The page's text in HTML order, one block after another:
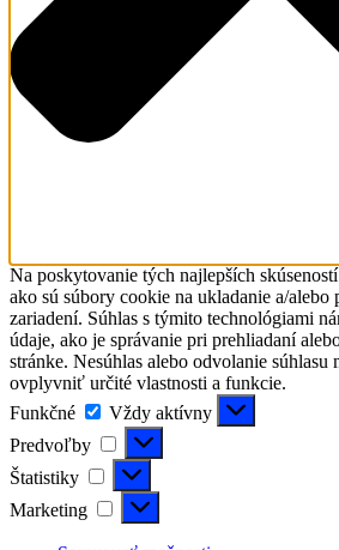
Na poskytovanie tých najlepších
ako sú súbory cookie na ukladanie a/
zariadení. Súhlas s týmito technológiami
údaje, ako je správanie pri prehliadaní
stránke. Nesúhlas alebo odvolanie súhlasu
ovplyvniť určité vlastnosti a funkcie.
Funkčné
Funkčné
Vždy aktívny
Predvoľby
Predvoľby
Štatistiky Štatistiky
Marketing Marketing